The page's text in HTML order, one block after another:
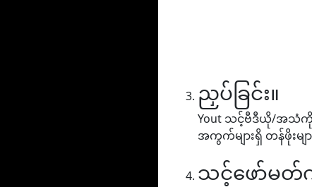
ညှပ်ခြင်း။
Yout သင့်ဗီဒီယို/အသံ
အကွက်များရှိ တန်ဖိုးမျ
သင့်ဖော်မတ်ကို